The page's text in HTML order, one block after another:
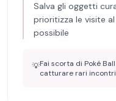
Salva gli oggetti
prioritizza le visite
possibile
💡Fai scorta di Poké
catturare rari incontri